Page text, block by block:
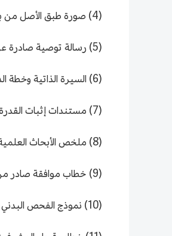
(4) صورة طبق الأصل من بيان درجات المقررات الدراسية في مرحلة البكالوريوس/ الماجستير مصدق عليه؛
(5) رسالة توصية صادرة عن أستاذين مشاركين (أو المسمى الوظيفي المكافئ) أو أعلى؛
(6) السيرة الذاتية وخطة الدراسة (لا تقل عن 1000 كلمة)؛
(7) مستندات إثبات القدرة اللغوية؛
(8) ملخص الأبحاث العلمية أو صورة طبق الأصل من الأبحاث العلمية المنشورة؛
(9) خطاب موافقة صادر من جهة العمل؛
(10) نموذج الفحص البدني وتقرير تحليل الدم للأجانب؛